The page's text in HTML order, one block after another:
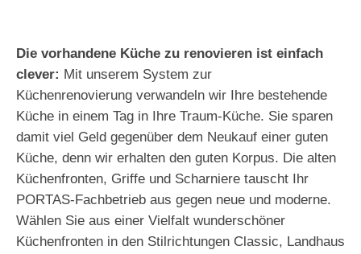
Die vorhandene Küche zu renovieren ist einfach
clever: Mit unserem System zur
Küchenrenovierung verwandeln wir Ihre bestehende
Küche in einem Tag in Ihre Traum-Küche. Sie sparen
damit viel Geld gegenüber dem Neukauf einer guten
Küche, denn wir erhalten den guten Korpus. Die alten
Küchenfronten, Griffe und Scharniere tauscht Ihr
PORTAS-Fachbetrieb aus gegen neue und moderne.
Wählen Sie aus einer Vielfalt wunderschöner
Küchenfronten in den Stilrichtungen Classic, Landhaus
Erfahrungen
Kontakt